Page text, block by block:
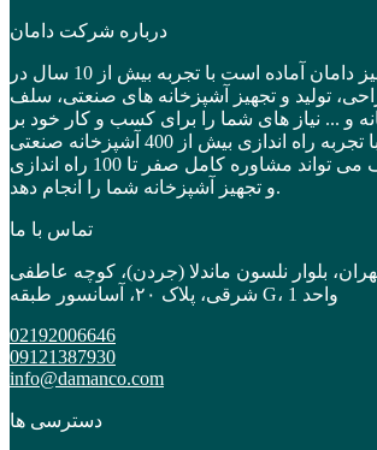
درباره شرکت دامان
شرکت آرا تجهیز دامان آماده است با تجربه بیش از 10 سال در
تولید و تجهیز آشپزخانه های صنعتی، سلف
و ... نیاز های شما را برای کسب و کار خود بر
طرف نماید. دامان با تجربه راه اندازی بیش از 400 آشپزخانه صنعتی
در حوزه های مختلف می تواند مشاوره کامل صفر تا 100 راه اندازی
و تجهیز آشپزخانه شما را انجام دهد.
تماس با ما
بلوار نلسون ماندلا (جردن)، کوچه عاطفی
شرقی، پلاک ۲۰، آسانسور طبقه G، واحد 1
02192006646
09121387930
info@damanco.com
دسترسی ها